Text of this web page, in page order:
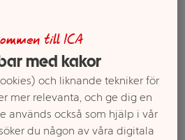
till ICA
med kakor
och liknande tekniker för
mer relevanta, och ge dig en
används också som hjälp i vår
du någon av våra digitala